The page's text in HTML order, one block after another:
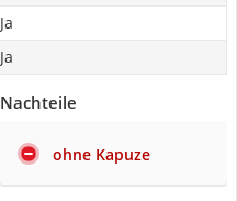
Ja
Ja
Nachteile
ohne Kapuze